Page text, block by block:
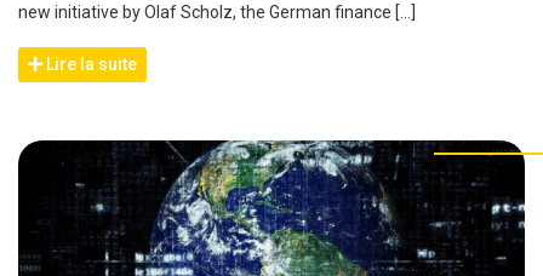
new initiative by Olaf Scholz, the German finance […]
Lire la suite